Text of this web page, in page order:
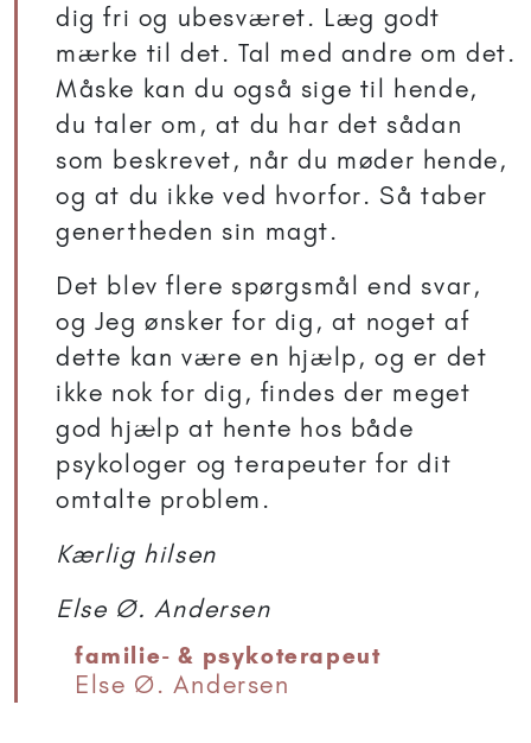
dig fri og ubesværet. Læg godt
mærke til det. Tal med andre om det.
Måske kan du også sige til hende,
du taler om, at du har det sådan
som beskrevet, når du møder hende,
og at du ikke ved hvorfor. Så taber
genertheden sin magt.
Det blev flere spørgsmål end svar,
og Jeg ønsker for dig, at noget af
dette kan være en hjælp, og er det
ikke nok for dig, findes der meget
god hjælp at hente hos både
psykologer og terapeuter for dit
omtalte problem.
Kærlig hilsen
Else Ø. Andersen
familie- & psykoterapeut
Else Ø. Andersen